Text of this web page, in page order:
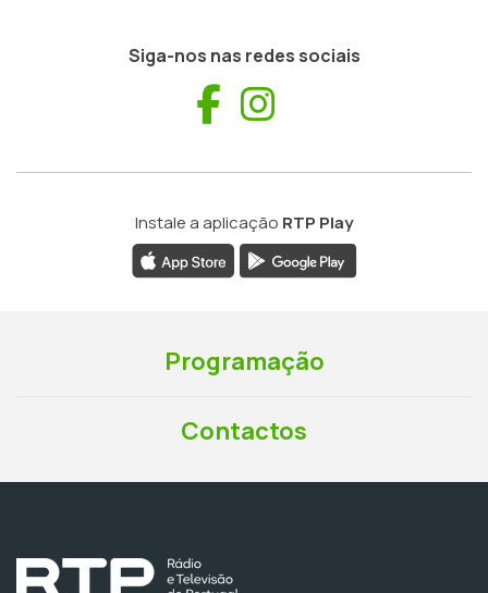
Siga-nos nas redes sociais
Facebook
Instale a aplicação RTP Play
Programação
Contactos